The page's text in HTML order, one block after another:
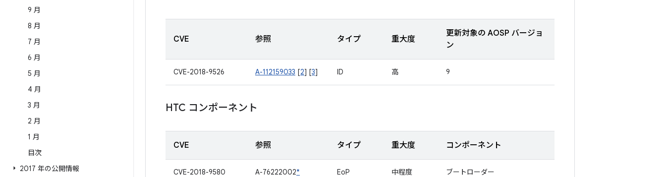
9 月
8 月
7 月
6 月
5 月
4 月
3 月
2 月
1 月
目次
2017 年の公開情報
CVE 参照 タイプ 重大度
更新対象の AOSP バージョ
ン
CVE-2018-9526 A-112159033 [2] [3] ID 高 9
HTC コンポーネント
CVE 参照 タイプ 重大度 コンポーネント
CVE-2018-9580 A-76222002* EoP 中程度 ブートローダー